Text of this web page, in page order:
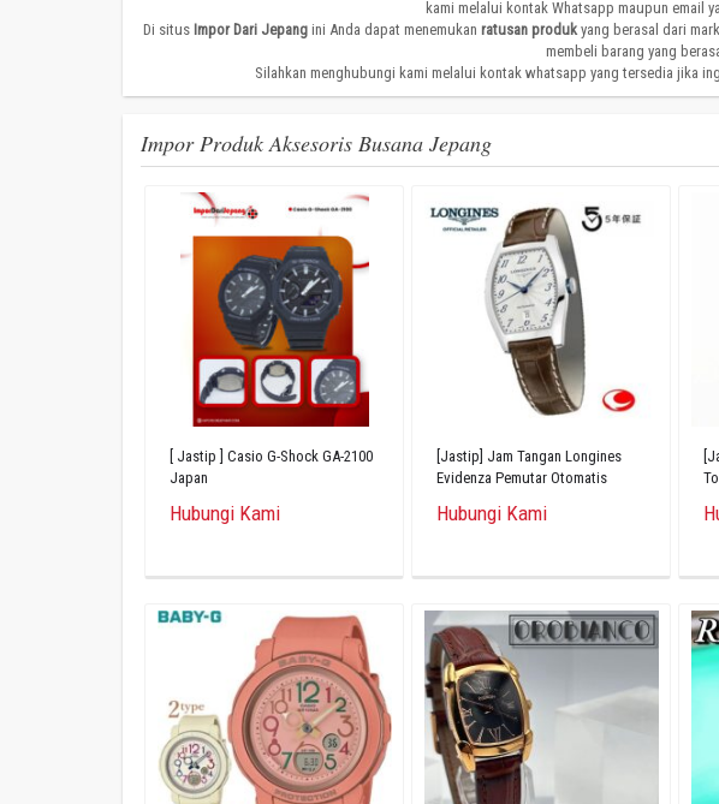
kami melalui kontak Whatsapp maupun email
Di situsImpor Dari Jepangini Anda dapat menemukan ratusan produkyang berasal dari
membeli barang yang
Silahkan menghubungi kami melalui kontak whatsapp yang tersedia jika
Impor Produk Aksesoris Busana Jepang
[ Jastip ] Casio G-Shock GA-2100
Japan
Hubungi Kami
[Jastip] Jam Tangan Longines
Evidenza Pemutar Otomatis
Hubungi Kami